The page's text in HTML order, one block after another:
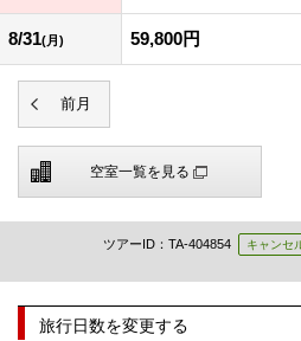
8/31(月) 59,800円
空室一覧を見る
ツアーID：TA-404854 キャンセ
旅行日数を変更する